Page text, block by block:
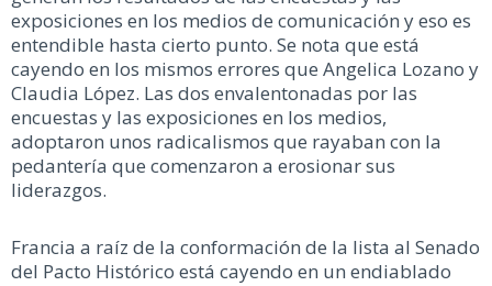
exposiciones en los medios de comunicación y eso es
entendible hasta cierto punto. Se nota que está
cayendo en los mismos errores que Angelica Lozano y
Claudia López. Las dos envalentonadas por las
encuestas y las exposiciones en los medios,
adoptaron unos radicalismos que rayaban con la
pedantería que comenzaron a erosionar sus
liderazgos.
Francia a raíz de la conformación de la lista al Senado
del Pacto Histórico está cayendo en un endiablado